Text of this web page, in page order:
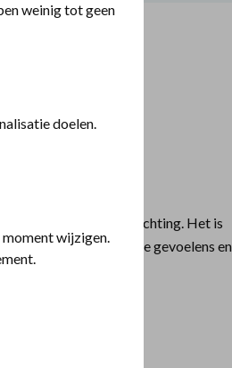
we in gesprek over hechting. Het is
bij anderen. Om onze gevoelens en
weinig tot geen
doelen.
wijzigen.